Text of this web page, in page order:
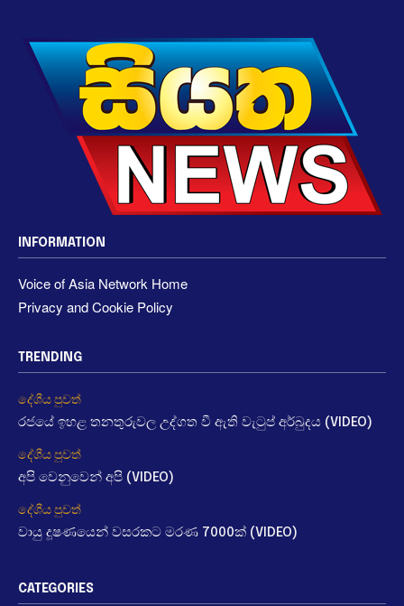
INFORMATION
Voice of Asia Network Home
Privacy and Cookie Policy
TRENDING
දේශීය පුවත්
රජයේ ඉහළ තනතුරුවල උද්ගත වී ඇති වැටුප් අර්බුදය (VIDEO)
දේශීය පුවත්
අපි වෙනුවෙන් අපි (VIDEO)
දේශීය පුවත්
වායු දූෂණයෙන් වසරකට මරණ 7000ක් (VIDEO)
CATEGORIES